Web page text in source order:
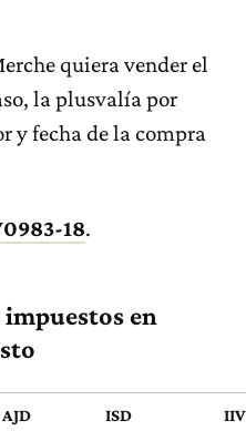
quiera vender el
la plusvalía por
y fecha de la compra
18.
en
AJD ISD